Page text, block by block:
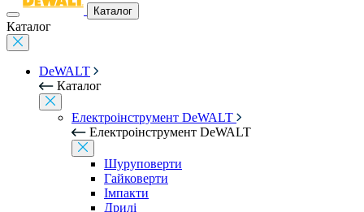
Каталог
Каталог
DeWALT
Каталог
Електроінструмент DeWALT
Електроінструмент DeWALT
Шуруповерти
Гайковерти
Імпакти
Дрилі